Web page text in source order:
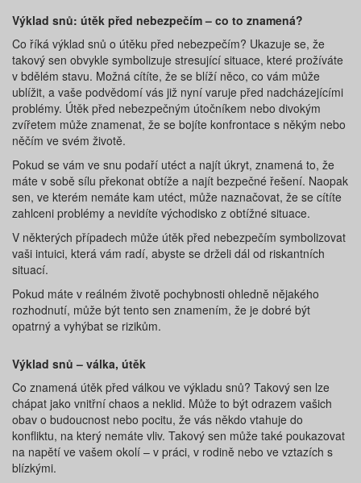
Výklad snů: útěk před nebezpečím – co to znamená?
Co říká výklad snů o útěku před nebezpečím? Ukazuje se, že
takový sen obvykle symbolizuje stresující situace, které prožíváte
v bdělém stavu. Možná cítíte, že se blíží něco, co vám může
ublížit, a vaše podvědomí vás již nyní varuje před nadcházejícími
problémy. Útěk před nebezpečným útočníkem nebo divokým
zvířetem může znamenat, že se bojíte konfrontace s někým nebo
něčím ve svém životě.
Pokud se vám ve snu podaří utéct a najít úkryt, znamená to, že
máte v sobě sílu překonat obtíže a najít bezpečné řešení. Naopak
sen, ve kterém nemáte kam utéct, může naznačovat, že se cítíte
zahlceni problémy a nevidíte východisko z obtížné situace.
V některých případech může útěk před nebezpečím symbolizovat
vaši intuici, která vám radí, abyste se drželi dál od riskantních
situací.
Pokud máte v reálném životě pochybnosti ohledně nějakého
rozhodnutí, může být tento sen znamením, že je dobré být
opatrný a vyhýbat se rizikům.
Výklad snů – válka, útěk
Co znamená útěk před válkou ve výkladu snů? Takový sen lze
chápat jako vnitřní chaos a neklid. Může to být odrazem vašich
obav o budoucnost nebo pocitu, že vás někdo vtahuje do
konfliktu, na který nemáte vliv. Takový sen může také poukazovat
na napětí ve vašem okolí – v práci, v rodině nebo ve vztazích s
blízkými.